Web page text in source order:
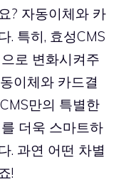
? 자동이체와 카
. 특히, 효성CMS
로 변화시켜주
이체와 카드결
만의 특별한
더욱 스마트하
. 과연 어떤 차별
!